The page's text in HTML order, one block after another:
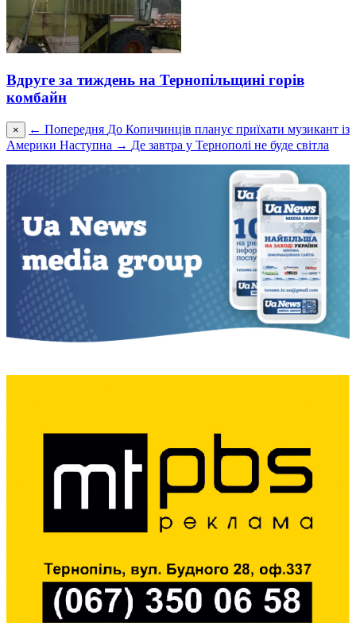
Вдруге за тиждень на Тернопільщині горів
комбайн
× ← Попередня До Копичинців планує приїхати музикант із
Америки Наступна → Де завтра у Тернополі не буде світла